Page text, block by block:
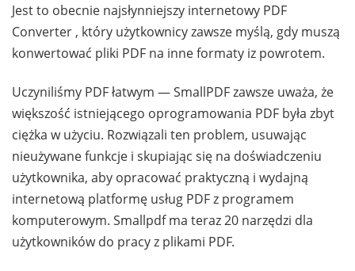
Jest to obecnie najsłynniejszy internetowy PDF
Converter , który użytkownicy zawsze myślą, gdy muszą
konwertować pliki PDF na inne formaty iz powrotem.
Uczyniliśmy PDF łatwym — SmallPDF zawsze uważa, że
większość istniejącego oprogramowania PDF była zbyt
ciężka w użyciu. Rozwiązali ten problem, usuwając
nieużywane funkcje i skupiając się na doświadczeniu
użytkownika, aby opracować praktyczną i wydajną
internetową platformę usług PDF z programem
komputerowym. Smallpdf ma teraz 20 narzędzi dla
użytkowników do pracy z plikami PDF.